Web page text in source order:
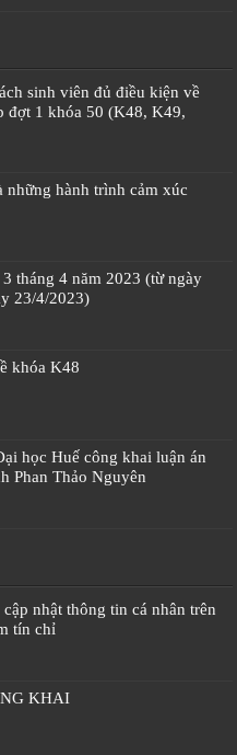
sinh viên đủ điều kiện về
đợt 1 khóa 50 (K48, K49,
những hành trình cảm xúc
tháng 4 năm 2023 (từ ngày
23/4/2023)
khóa K48
học Huế công khai luận án
Phan Thảo Nguyên
nhật thông tin cá nhân trên
tín chỉ
KHAI